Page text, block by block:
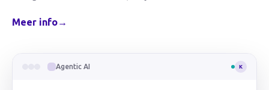
Meer info→
Agentic AI K